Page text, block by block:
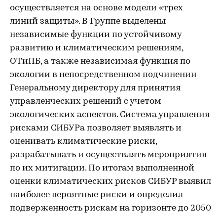
осуществляется на основе модели «трех
линий защиты». В Группе выделены
независимые функции по устойчивому
развитию и климатическим решениям,
ОТиПБ, а также независимая функция по
экологии в непосредственном подчинении
Генеральному директору для принятия
управленческих решений с учетом
экологических аспектов. Система управления
рисками СИБУРа позволяет выявлять и
оценивать климатические риски,
разрабатывать и осуществлять мероприятия
по их митигации. По итогам выполненной
оценки климатических рисков СИБУР выявил
наиболее вероятные риски и определил
подверженность рискам на горизонте до 2050